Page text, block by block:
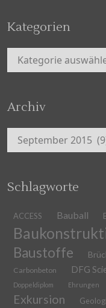
Kategorien
Kategorien
Archiv
Archiv
Schlagworte
ACCESS Bauball
Baustoffe
Carbonbeton DFG
Doppeldiplom Ehrungen
Exkursion